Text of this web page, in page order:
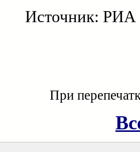
Источник: РИА
При